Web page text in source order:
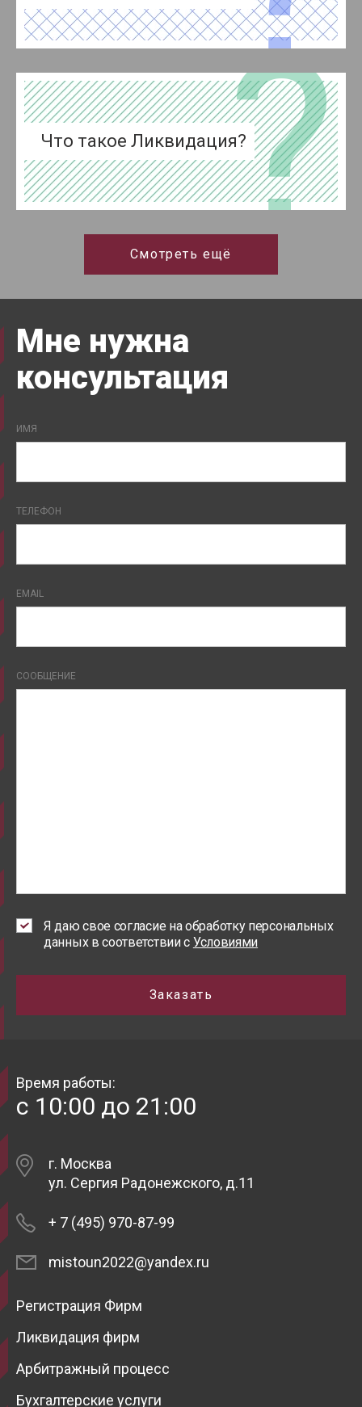
Что такое Ликвидация?
Смотреть ещё
Мне нужна
консультация
ИМЯ
ТЕЛЕФОН
EMAIL
СООБЩЕНИЕ
Я даю свое согласие на обработку персональных
данных в соответствии с Условиями
Заказать
Время работы:
с 10:00 до 21:00
г. Москва
ул. Сергия Радонежского, д.11
+ 7 (495) 970-87-99
mistoun2022@yandex.ru
Регистрация Фирм
Ликвидация фирм
Арбитражный процесс
Бухгалтерские услуги